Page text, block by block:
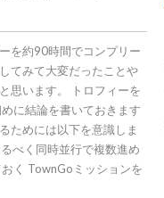
を約90時間でコンプリー
てみて大変だったことや
思います。 トロフィーを
に結論を書いておきます
ためには以下を意識しま
べく同時並行で複数進め
く TownGoミッションを